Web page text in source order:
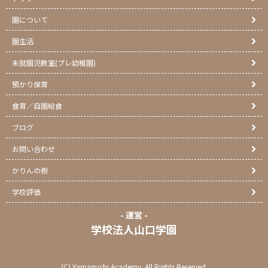
園について
園生活
未就園児教室(プレ幼稚園)
預かり保育
食育／自園給食
ブログ
お問い合わせ
かりんの樹
学校評価
- 運営 -
学校法人山口学園